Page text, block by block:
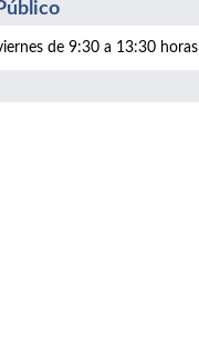
de 9:30 a 13:30 horas